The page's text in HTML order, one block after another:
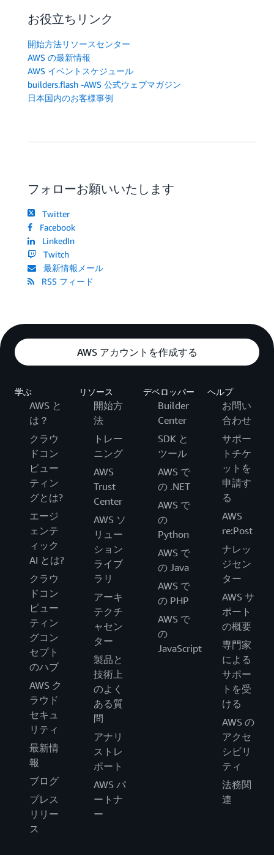
お役立ちリンク
開始方法リソースセンター
AWS の最新情報
AWS イベントスケジュール
builders.flash -AWS 公式ウェブマガジン
日本国内のお客様事例
フォローお願いいたします
Twitter
Facebook
LinkedIn
Twitch
最新情報メール
RSS フィード
AWS アカウントを作成する
学ぶ
AWS と
は？
クラウ
ドコン
ピュー
ティン
グとは?
エージ
ェンテ
ィック
AI とは?
クラウ
ドコン
ピュー
ティン
グコン
セプト
のハブ
AWS ク
ラウド
セキュ
リティ
最新情
報
ブログ
プレス
リリー
ス
リソース
開始方
法
トレー
ニング
AWS
Trust
Center
AWS ソ
リュー
ション
ライブ
ラリ
アーキ
テクチ
ャセン
ター
製品と
技術上
のよく
ある質
問
アナリ
ストレ
ポート
AWS パ
ートナ
ー
デベロッパー
Builder
Center
SDK と
ツール
AWS で
の .NET
AWS で
の
Python
AWS で
の Java
AWS で
の PHP
AWS で
の
JavaScript
ヘルプ
お問い
合わせ
サポー
トチケ
ットを
申請す
る
AWS
re:Post
ナレッ
ジセン
ター
AWS サ
ポート
の概要
専門家
による
サポー
トを受
ける
AWS の
アクセ
シビリ
ティ
法務関
連